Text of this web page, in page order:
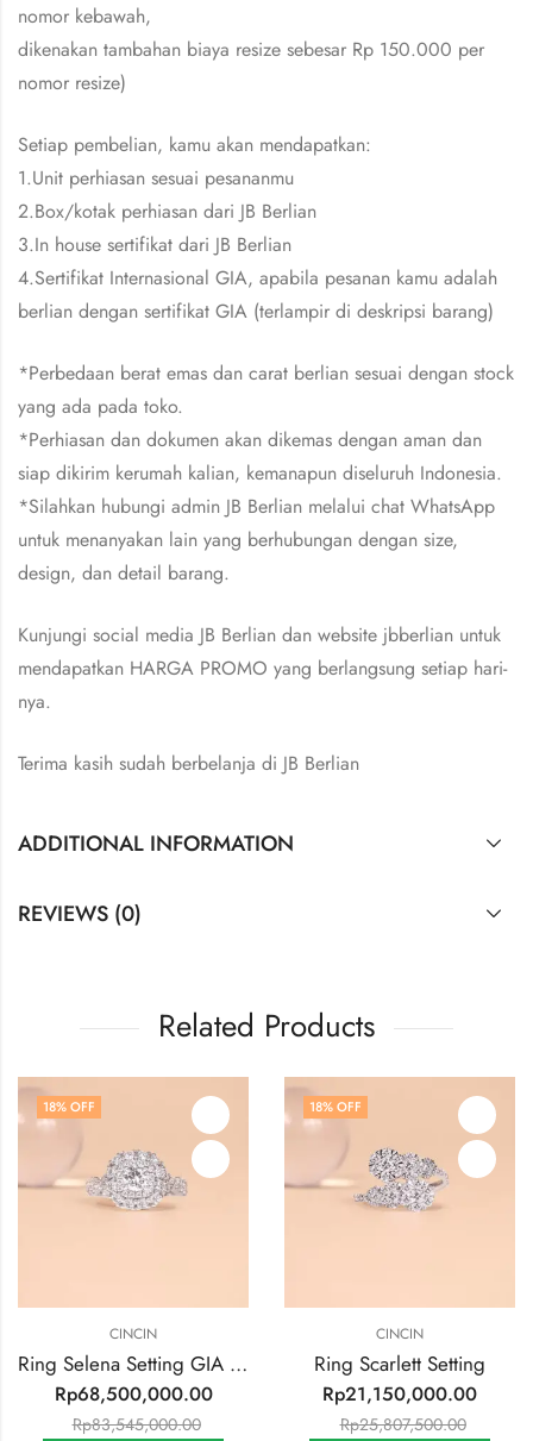
nomor kebawah,
dikenakan tambahan biaya resize sebesar Rp 150.000 per
nomor resize)
Setiap pembelian, kamu akan mendapatkan:
1.Unit perhiasan sesuai pesananmu
2.Box/kotak perhiasan dari JB Berlian
3.In house sertifikat dari JB Berlian
4.Sertifikat Internasional GIA, apabila pesanan kamu adalah
berlian dengan sertifikat GIA (terlampir di deskripsi barang)
*Perbedaan berat emas dan carat berlian sesuai dengan stock
yang ada pada toko.
*Perhiasan dan dokumen akan dikemas dengan aman dan
siap dikirim kerumah kalian, kemanapun diseluruh Indonesia.
*Silahkan hubungi admin JB Berlian melalui chat WhatsApp
untuk menanyakan lain yang berhubungan dengan size,
design, dan detail barang.
Kunjungi social media JB Berlian dan website jbberlian untuk
mendapatkan HARGA PROMO yang berlangsung setiap hari-
nya.
Terima kasih sudah berbelanja di JB Berlian
ADDITIONAL INFORMATION
REVIEWS (0)
Related Products
% OFF
Ring Selena Setting GIA 0.5ct VVS1 F color
68,500,000.00
83,545,000.00
% OFF
Ring Scarlett Setting
21,150,000.00
25,807,500.00